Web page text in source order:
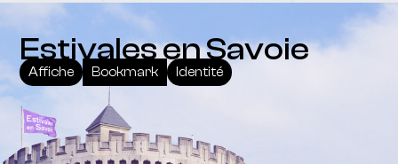
Estivales en Savoie
Affiche Bookmark Identité